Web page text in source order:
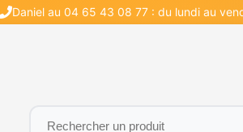
Daniel au 04 65 43 08 77 : du lundi au